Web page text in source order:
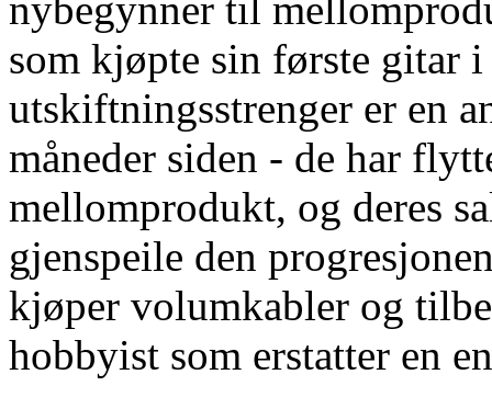
nybegynner til
som kjøpte sin første gitar
utskiftningsstrenger er en
måneder siden - de har
mellomprodukt, og deres
gjenspeile den
kjøper volumkabler og
hobbyist som erstatter en